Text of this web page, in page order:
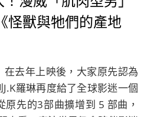
怪獸與牠們的產地
去年上映後，大家原先認為
羅琳再度給了全球影迷一個
先的3部曲擴增到 5 部曲，